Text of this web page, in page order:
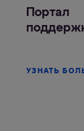
Портал
УЗНАТЬ